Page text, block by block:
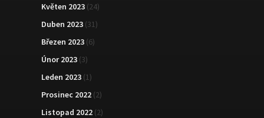
Květen 2023 (24)
Duben 2023 (31)
Březen 2023 (6)
Únor 2023 (3)
Leden 2023 (1)
Prosinec 2022 (2)
Listopad 2022 (2)